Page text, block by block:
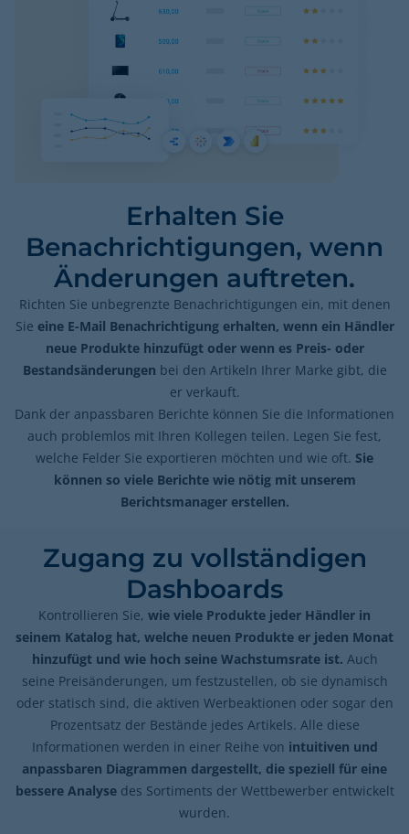
Erhalten Sie
Benachrichtigungen, wenn
Änderungen auftreten.
Richten Sie unbegrenzte Benachrichtigungen ein, mit denen
Sie eine E-Mail Benachrichtigung erhalten, wenn ein Händler
neue Produkte hinzufügt oder wenn es Preis- oder
Bestandsänderungen bei den Artikeln Ihrer Marke gibt, die
er verkauft.
Dank der anpassbaren Berichte können Sie die Informationen
auch problemlos mit Ihren Kollegen teilen. Legen Sie fest,
welche Felder Sie exportieren möchten und wie oft. Sie
können so viele Berichte wie nötig mit unserem
Berichtsmanager erstellen.
Zugang zu vollständigen
Dashboards
Kontrollieren Sie, wie viele Produkte jeder Händler in
seinem Katalog hat, welche neuen Produkte er jeden Monat
hinzufügt und wie hoch seine Wachstumsrate ist. Auch
seine Preisänderungen, um festzustellen, ob sie dynamisch
oder statisch sind, die aktiven Werbeaktionen oder sogar den
Prozentsatz der Bestände jedes Artikels. Alle diese
Informationen werden in einer Reihe von intuitiven und
anpassbaren Diagrammen dargestellt, die speziell für eine
bessere Analysedes Sortiments der Wettbewerber entwickelt
wurden.